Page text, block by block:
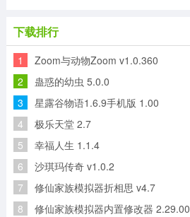
下载排行
1 Zoom与动物Zoom v1.0.360
2 蛊惑的幼虫 5.0.0
3 星露谷物语1.6.9手机版 1.00
4 极乐天堂 2.7
5 幸福人生 1.1.4
6 沙琪玛传奇 v1.0.2
7 修仙家族模拟器折相思 v4.7
8 修仙家族模拟器内置修改器 2.29.00